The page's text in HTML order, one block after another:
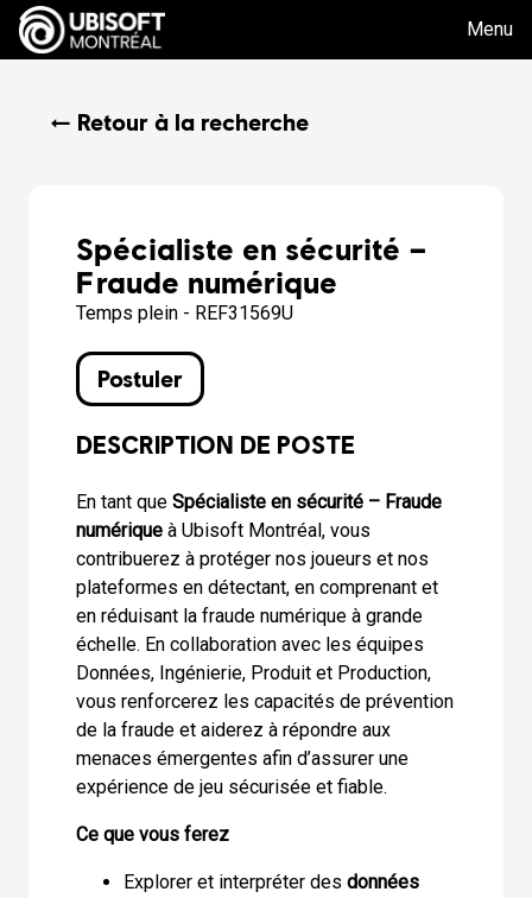
Menu
← Retour à la recherche
Spécialiste en sécurité –
Fraude numérique
Temps plein - REF31569U
Postuler
DESCRIPTION DE POSTE
En tant que Spécialiste en sécurité – Fraude
numérique à Ubisoft Montréal, vous
contribuerez à protéger nos joueurs et nos
plateformes en détectant, en comprenant et
en réduisant la fraude numérique à grande
échelle. En collaboration avec les équipes
Données, Ingénierie, Produit et Production,
vous renforcerez les capacités de prévention
de la fraude et aiderez à répondre aux
menaces émergentes afin d’assurer une
expérience de jeu sécurisée et fiable.
Ce que vous ferez
Explorer et interpréter des données